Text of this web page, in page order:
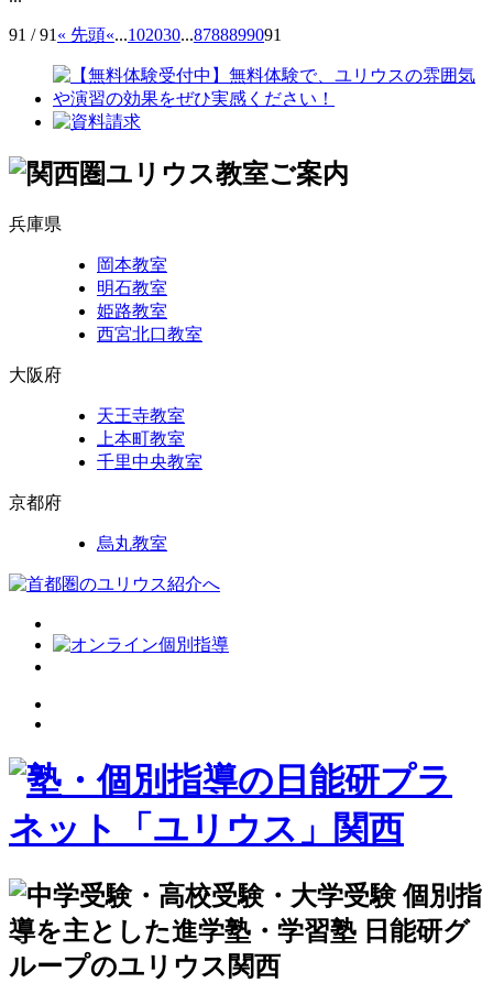
91 / 91 « 先頭«...102030...8788899091
兵庫県
岡本教室
明石教室
姫路教室
西宮北口教室
大阪府
天王寺教室
上本町教室
千里中央教室
京都府
烏丸教室